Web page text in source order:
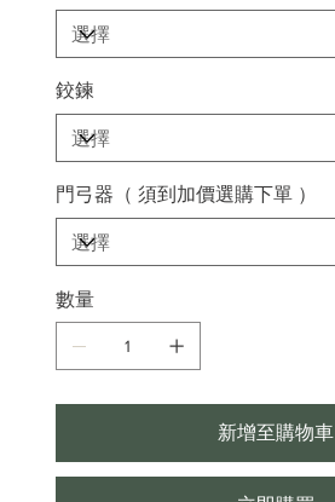
鉸鍊
門弓器（ 須到加價選購下單 ）
數量
新增至購物車